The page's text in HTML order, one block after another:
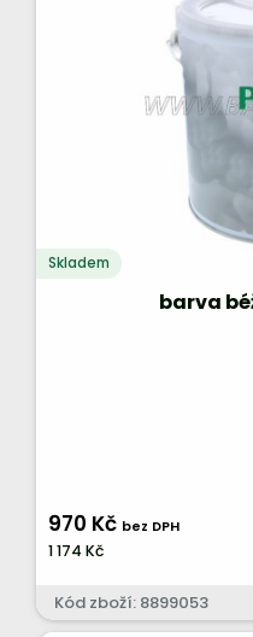
Skladem
barva
970 Kč bez DPH
1 174 Kč
Kód zboží: 8899053